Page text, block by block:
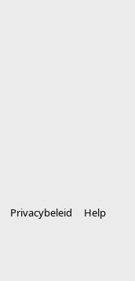
Privacybeleid
Help